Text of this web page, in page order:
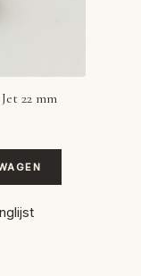
22 mm